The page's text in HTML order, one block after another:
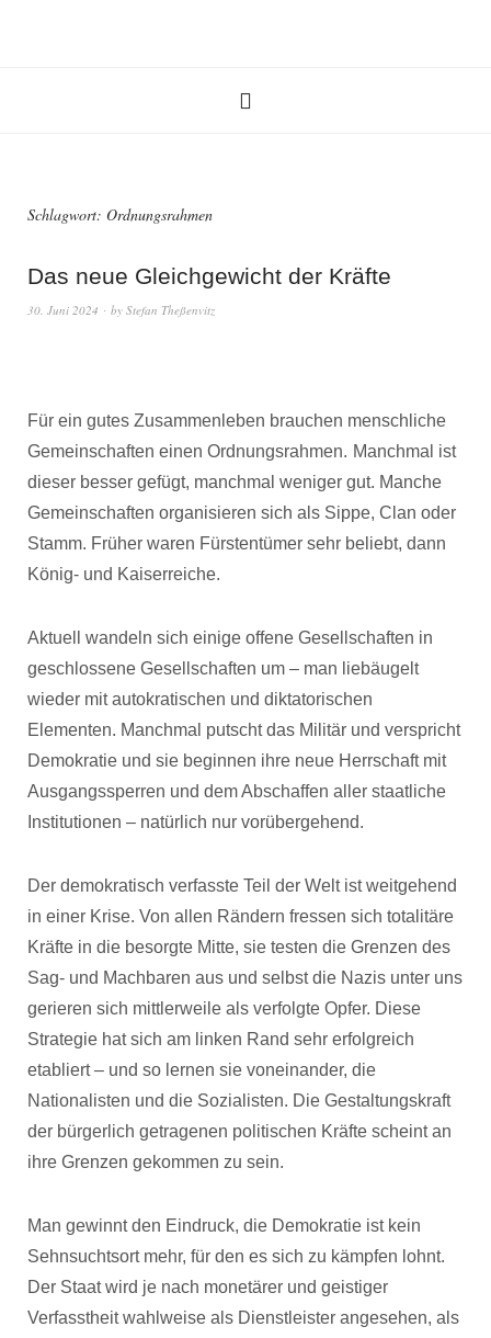
Schlagwort: Ordnungsrahmen
Das neue Gleichgewicht der Kräfte
30. Juni 2024 by Stefan Theßenvitz
Für ein gutes Zusammenleben brauchen menschliche
Gemeinschaften einen Ordnungsrahmen. Manchmal ist
dieser besser gefügt, manchmal weniger gut. Manche
Gemeinschaften organisieren sich als Sippe, Clan oder
Stamm. Früher waren Fürstentümer sehr beliebt, dann
König- und Kaiserreiche.
Aktuell wandeln sich einige offene Gesellschaften in
geschlossene Gesellschaften um – man liebäugelt
wieder mit autokratischen und diktatorischen
Elementen. Manchmal putscht das Militär und verspricht
Demokratie und sie beginnen ihre neue Herrschaft mit
Ausgangssperren und dem Abschaffen aller staatliche
Institutionen – natürlich nur vorübergehend.
Der demokratisch verfasste Teil der Welt ist weitgehend
in einer Krise. Von allen Rändern fressen sich totalitäre
Kräfte in die besorgte Mitte, sie testen die Grenzen des
Sag- und Machbaren aus und selbst die Nazis unter uns
gerieren sich mittlerweile als verfolgte Opfer. Diese
Strategie hat sich am linken Rand sehr erfolgreich
etabliert – und so lernen sie voneinander, die
Nationalisten und die Sozialisten. Die Gestaltungskraft
der bürgerlich getragenen politischen Kräfte scheint an
ihre Grenzen gekommen zu sein.
Man gewinnt den Eindruck, die Demokratie ist kein
Sehnsuchtsort mehr, für den es sich zu kämpfen lohnt.
Der Staat wird je nach monetärer und geistiger
Verfasstheit wahlweise als Dienstleister angesehen, als